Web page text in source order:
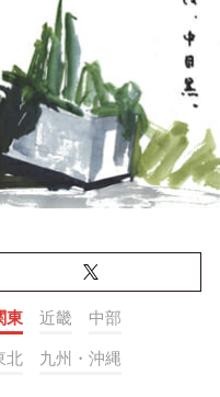
東 近畿 中部
北 九州・沖縄